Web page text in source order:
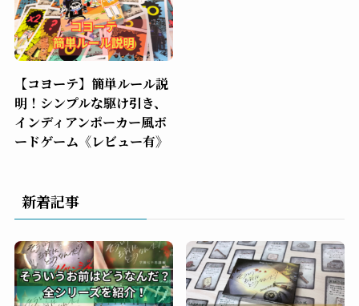
【コヨーテ】簡単ルール説
明！シンプルな駆け引き、
インディアンポーカー風ボ
ードゲーム《レビュー有》
新着記事